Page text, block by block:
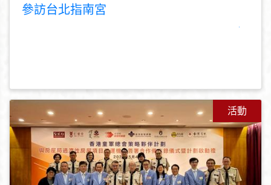
參訪台北指南宮
活動